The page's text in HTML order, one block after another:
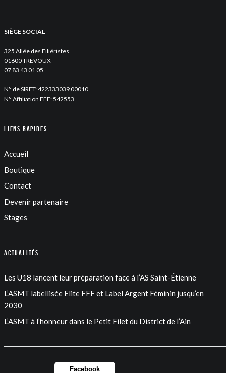
SIÈGE SOCIAL
325 Allée des Filiéristes
01600 TREVOUX
07 83 43 01 05
N° de SIRET: 422333039 00010
N° Affiliation FFF: 542553
Liens rapides
Accueil
Boutique
Contact
Devenir partenaire
Stages
Actualités
Les U18 lancent leur préparation face à l’AS Saint-Étienne
L’ASMT labellisée Elite FFF et Label Argent Féminin jusqu’en
2030
L’ASMT à l’honneur dans le Petit Filet du District de l’Ain
Facebook